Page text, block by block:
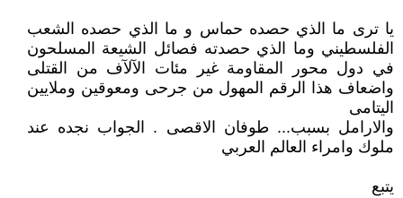
يا ترى ما الذي حصده حماس و ما الذي حصده الشعب
الفلسطيني وما الذي حصدته فصائل الشيعة المسلحون
في دول محور المقاومة غير مئات الآلآف من القتلى
واضعاف هذا الرقم المهول من جرحى ومعوقين وملايين
اليتامى
والارامل بسبب... طوفان الاقصى . الجواب نجده عند
ملوك وامراء العالم العربي
يتبع